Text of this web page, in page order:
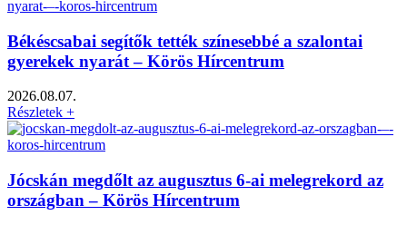
Békéscsabai segítők tették színesebbé a szalontai
gyerekek nyarát – Körös Hírcentrum
2026.08.07.
Részletek +
Jócskán megdőlt az augusztus 6-ai melegrekord az
országban – Körös Hírcentrum